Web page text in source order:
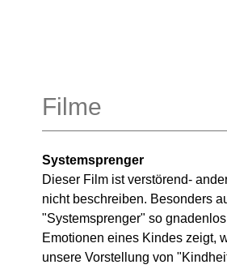
Filme
Systemsprenger
Dieser Film ist verstörend-
nicht beschreiben. Besonders
"Systemsprenger" so
Emotionen eines Kindes zeigt,
unsere Vorstellung von